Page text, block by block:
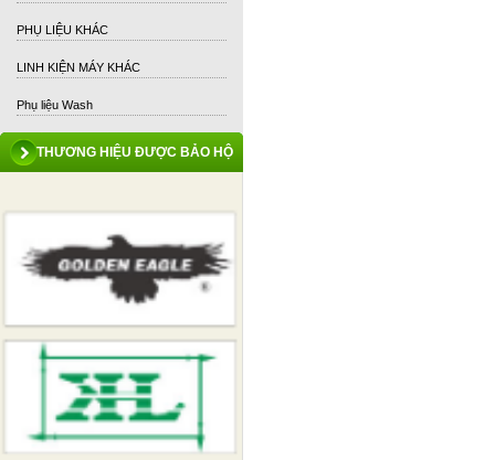
PHỤ LIỆU KHÁC
LINH KIỆN MÁY KHÁC
Phụ liệu Wash
THƯƠNG HIỆU ĐƯỢC BẢO HỘ